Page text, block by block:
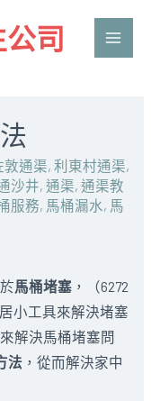
司
Main
敦通渠, 利東村通渠,
沙井, 通渠, 通渠教
服務, 馬桶漏水, 馬
馬桶堵塞，（6272
小工具來解決堵塞
解決馬桶堵塞問
法，從而解決家中